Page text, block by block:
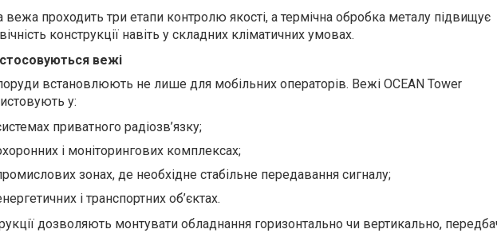
проходить три етапи контролю якості, а термічна обробка металу підвищує
конструкції навіть у складних кліматичних умовах.
вежі
встановлюють не лише для мобільних операторів. Вежі OCEAN Tower
у:
приватного радіозв’язку;
і моніторингових комплексах;
зонах, де необхідне стабільне передавання сигналу;
і транспортних об’єктах.
дозволяють монтувати обладнання горизонтально чи вертикально,